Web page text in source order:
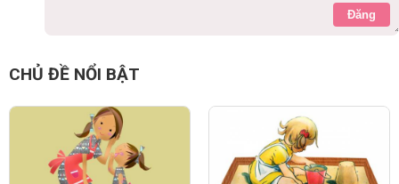
Đăng
CHỦ ĐỀ NỔI BẬT